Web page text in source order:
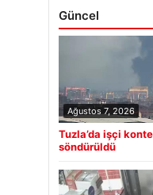
Güncel
Ağustos 7, 2026
Tuzla’da işçi
söndürüldü